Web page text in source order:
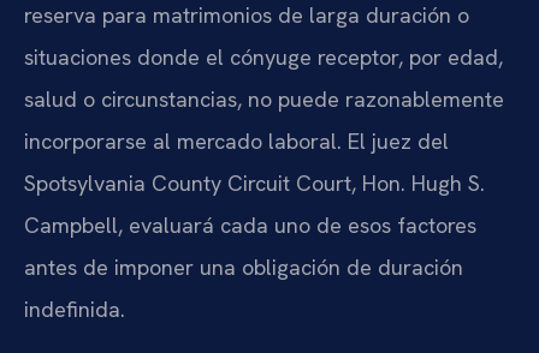
reserva para matrimonios de larga duración o
situaciones donde el cónyuge receptor, por edad,
salud o circunstancias, no puede razonablemente
incorporarse al mercado laboral. El juez del
Spotsylvania County Circuit Court, Hon. Hugh S.
Campbell, evaluará cada uno de esos factores
antes de imponer una obligación de duración
indefinida.